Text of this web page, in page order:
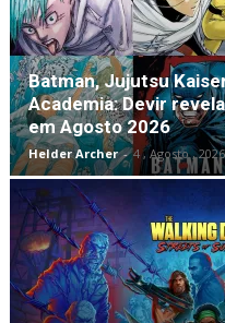
Batman, Jujutsu
Academia: Devir
em Agosto 2026
Helder Archer - 4 , Agosto , 2026